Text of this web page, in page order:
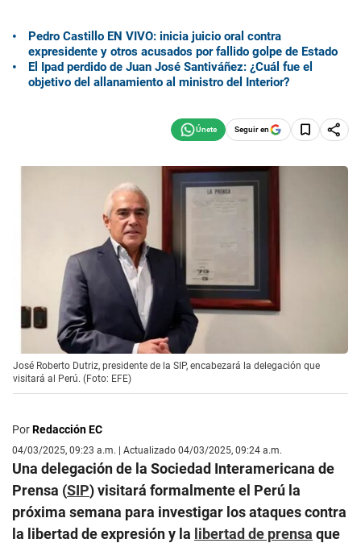
Pedro Castillo EN VIVO: inicia juicio oral contra
expresidente y otros acusados por fallido golpe de Estado
El Ipad perdido de Juan José Santiváñez: ¿Cuál fue el
objetivo del allanamiento al ministro del Interior?
Seguir en
José Roberto Dutriz, presidente de la SIP, encabezará la delegación que
visitará al Perú. (Foto: EFE)
PorRedacción EC
04/03/2025, 09:23 a.m. | Actualizado 04/03/2025, 09:24 a.m.
Una delegación de la Sociedad Interamericana de
Prensa (SIP) visitará formalmente el Perú la
próxima semana para investigar los ataques contra
la libertad de expresión y la libertad de prensa que